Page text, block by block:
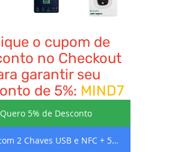
o cupom de
no Checkout
garantir seu
de 5%: MIND7
Quero 5% de Desconto
Oferta com 2 Chaves USB e NFC + 5% Desconto